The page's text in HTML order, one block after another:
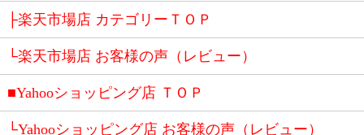
├楽天市場店 カテゴリーＴＯＰ
└楽天市場店 お客様の声（レビュー）
■Yahooショッピング店 ＴＯＰ
└Yahooショッピング店 お客様の声（レビュー）